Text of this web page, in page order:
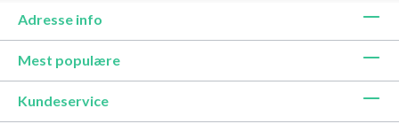
Adresse info
Mest populære
Kundeservice